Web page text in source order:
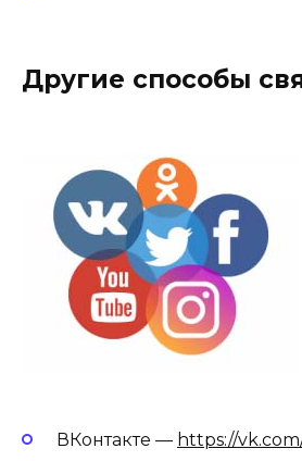
Другие способы
ВКонтакте — https://